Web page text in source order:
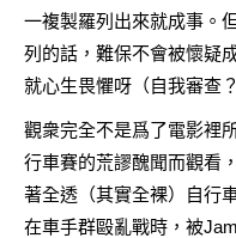
一複製羅列出來就成事。
列的話，難保不會被懷疑
就心生畏懼呀（自我審查？
觀衆完全不是爲了電影裡
行車賽的荒謬醜聞而觀看
著全透（其實全裸）自行
在車手群毆亂戰時，被